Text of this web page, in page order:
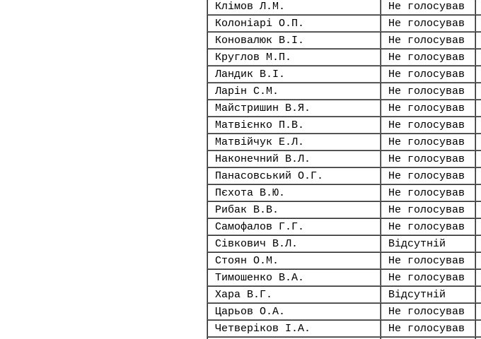
Клімов Л.М.
Не голосував
Колоніарі О.П.
Не голосував
Коновалюк В.І.
Не голосував
Круглов М.П.
Не голосував
Ландик В.І.
Не голосував
Ларін С.М.
Не голосував
Майстришин В.Я.
Не голосував
Матвієнко П.В.
Не голосував
Матвійчук Е.Л.
Не голосував
Наконечний В.Л.
Не голосував
Панасовський О.Г.
Не голосував
Пєхота В.Ю.
Не голосував
Рибак В.В.
Не голосував
Самофалов Г.Г.
Не голосував
Сівкович В.Л.
Відсутній
Стоян О.М.
Не голосував
Тимошенко В.А.
Не голосував
Хара В.Г.
Відсутній
Царьов О.А.
Не голосував
Четверіков І.А.
Не голосував